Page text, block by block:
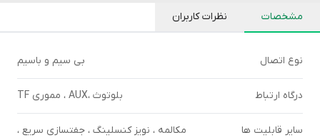
مشخصات نظرات کاربران
نوع اتصال بی سیم و باسیم
درگاه ارتباط بلوتوث ،AUX ، مموری TF
سایر قابلیت ها
مکالمه ، نویز کنسلینگ ، جفتسازی سریع ،